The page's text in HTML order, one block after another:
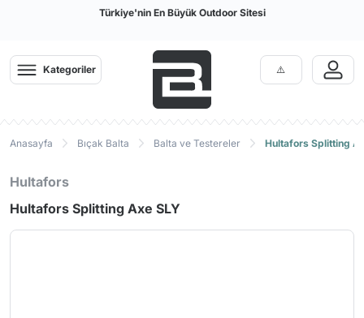
Türkiye'nin En Büyük Outdoor Sitesi
Kategoriler
Anasayfa Bıçak Balta Balta ve Testereler Hultafors Splitting
Hultafors
Hultafors Splitting Axe SLY